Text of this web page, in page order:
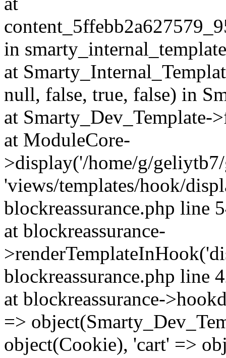
in
at
null, false, true, false) in
at
at ModuleCore-
>display('/home/g/
'views/templates/hook/
blockreassurance.php line
at blockreassurance-
blockreassurance.php line
at blockreassurance-
=>
object(Cookie), 'cart' =>